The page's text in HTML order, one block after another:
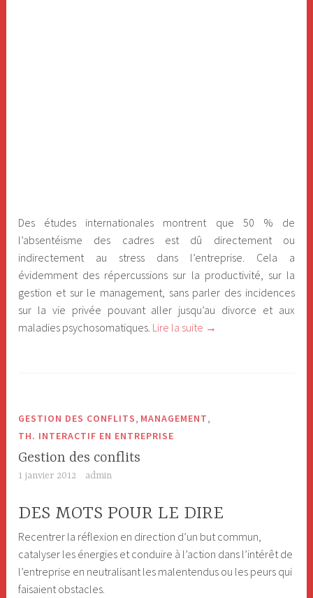
Des études internationales montrent que 50 % de
l’absentéisme des cadres est dû directement ou
indirectement au stress dans l’entreprise. Cela a
évidemment des répercussions sur la productivité, sur la
gestion et sur le management, sans parler des incidences
sur la vie privée pouvant aller jusqu’au divorce et aux
maladies psychosomatiques. Lire la suite «
t
s
t
r
e
→
GESTION DES CONFLITS MANAGEMENT
TH. INTERACTIF EN ENTREPRISE
Gestion des conflits
1 janvier 2012 admin
DES MOTS POUR LE DIRE
Recentrer la réflexion en direction d’un but commun,
catalyser les énergies et conduire à l’action dans l’intérêt de
l’entreprise en neutralisant les malentendus ou les peurs qui
faisaient obstacles.